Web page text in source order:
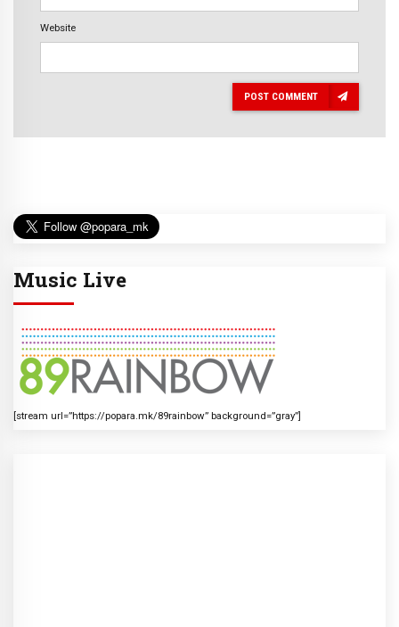
Website
POST COMMENT
Music Live
[stream url=”https://popara.mk/89rainbow” background=”gray”]